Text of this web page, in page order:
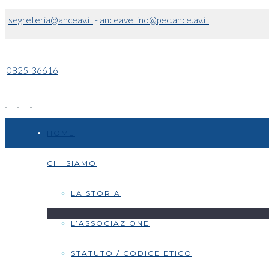
segreteria@anceav.it- anceavellino@pec.ance.av.it
0825-36616
CHI SIAMO
LA STORIA
L’ASSOCIAZIONE
STATUTO / CODICE ETICO